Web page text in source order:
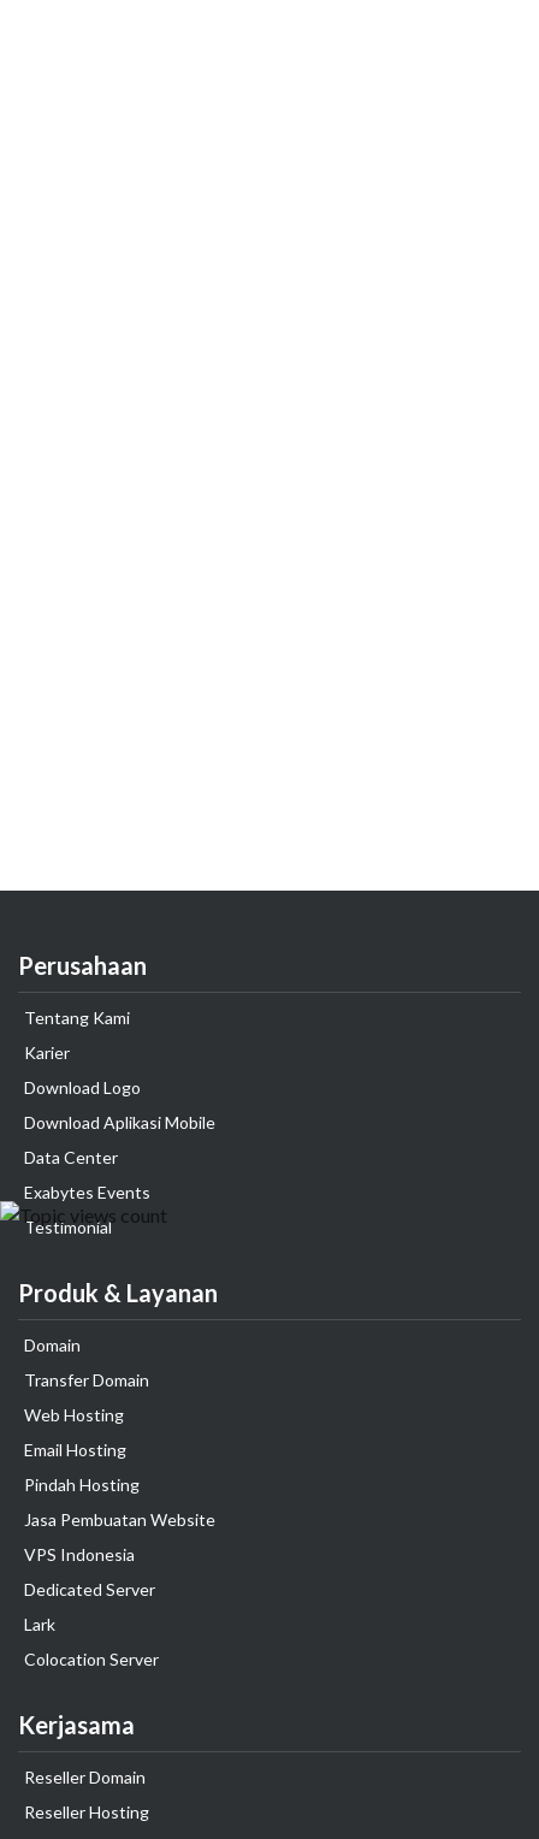
Perusahaan
Tentang Kami
Karier
Download Logo
Download Aplikasi Mobile
Data Center
Exabytes Events
Testimonial
Produk & Layanan
Domain
Transfer Domain
Web Hosting
Email Hosting
Pindah Hosting
Jasa Pembuatan Website
VPS Indonesia
Dedicated Server
Lark
Colocation Server
Kerjasama
Reseller Domain
Reseller Hosting